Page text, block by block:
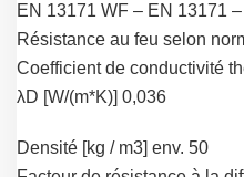
EN 13171 WF – EN 13171
Résistance au feu selon
Coefficient de conductivité
λD [W/(m*K)] 0,036
Densité [kg / m3] env. 50